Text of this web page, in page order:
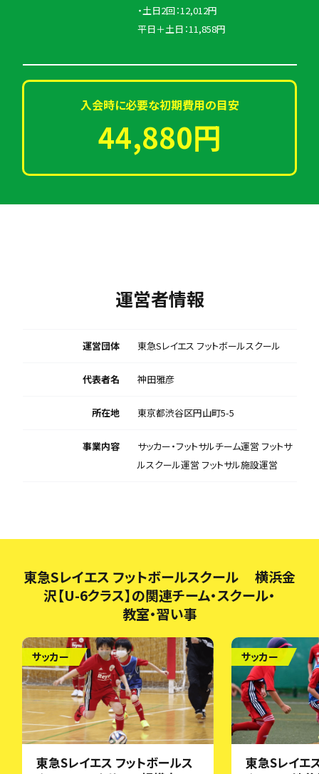
・土日2回：12,012円
平日＋土日：11,858円
入会時に必要な初期費用の目安
44,880円
運営者情報
運営団体 東急Sレイエス フットボールスクール
代表者名 神田雅彦
所在地 東京都渋谷区円山町5-5
事業内容
サッカー・フットサルチーム運営 フットサ
ルスクール運営 フットサル施設運営
東急Sレイエス フットボールスクール 横浜金
沢【U-6クラス】の関連チーム・スクール・
教室・習い事
サッカー
東急Sレイエス フットボールス
サッカー
東急Sレイエ